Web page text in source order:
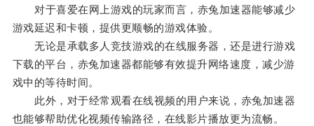
对于喜爱在网上游戏的玩家而言，赤兔加速器能够减少
游戏延迟和卡顿，提供更顺畅的游戏体验。
无论是承载多人竞技游戏的在线服务器，还是进行游戏
下载的平台，赤兔加速器都能够有效提升网络速度，减少游
戏中的等待时间。
此外，对于经常观看在线视频的用户来说，赤兔加速器
也能够帮助优化视频传输路径，在线影片播放更为流畅。